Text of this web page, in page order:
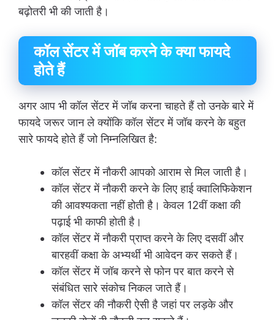
बढ़ोतरी भी की जाती है।
कॉल सेंटर में जॉब करने के क्या फायदे
होते हैं
अगर आप भी कॉल सेंटर में जॉब करना चाहते हैं तो उनके बारे में
फायदे जरूर जान ले क्योंकि कॉल सेंटर में जॉब करने के बहुत
सारे फायदे होते हैं जो निम्नलिखित है:
कॉल सेंटर में नौकरी आपको आराम से मिल जाती है।
कॉल सेंटर में नौकरी करने के लिए हाई क्वालिफिकेशन
की आवश्यकता नहीं होती है। केवल 12वीं कक्षा की
पढ़ाई भी काफी होती है।
कॉल सेंटर में नौकरी प्राप्त करने के लिए दसवीं और
बारहवीं कक्षा के अभ्यर्थी भी आवेदन कर सकते हैं।
कॉल सेंटर में जॉब करने से फोन पर बात करने से
संबंधित सारे संकोच निकल जाते हैं।
कॉल सेंटर की नौकरी ऐसी है जहां पर लड़के और